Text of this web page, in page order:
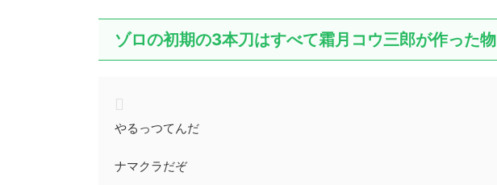
ゾロの初期の3本刀はすべて霜月コウ三郎が作った物
やるっつてんだ
ナマクラだぞ